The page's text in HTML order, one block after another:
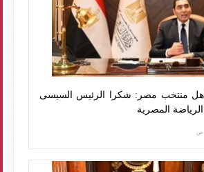
منتخب مصر: شكرا الرئيس السيسى
المصرية